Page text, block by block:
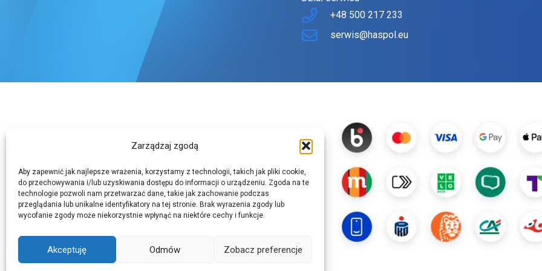
Zarządzaj zgodą
Aby zapewnić jak najlepsze wrażenia, korzystamy z technologii, takich jak pliki cookie,
do przechowywania i/lub uzyskiwania dostępu do informacji o urządzeniu. Zgoda na te
technologie pozwoli nam przetwarzać dane, takie jak zachowanie podczas
przeglądania lub unikalne identyfikatory na tej stronie. Brak wyrażenia zgody lub
wycofanie zgody może niekorzystnie wpłynąć na niektóre cechy i funkcje.
Akceptuję Odmów Zobacz preferencje
+48 500 217 233
serwis@haspol.eu